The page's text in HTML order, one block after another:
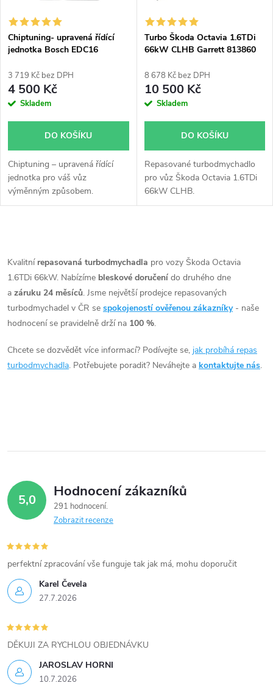
í
p
r
o
u
k
ů
s
p
r
o
d
u
k
ů
Chiptuning- upravená řídící
jednotka Bosch EDC16
3 719 Kč bez DPH
4 500 Kč
Skladem
DO KOŠÍKU
Chiptuning – upravená řídící
jednotka pro váš vůz
výměnným způsobem.
Turbo Škoda Octavia 1.6TDi
66kW CLHB Garrett 813860
8 678 Kč bez DPH
10 500 Kč
Skladem
DO KOŠÍKU
Repasované turbodmychadlo
pro vůz Škoda Octavia 1.6TDi
66kW CLHB.
v
l
á
a
v
k
v
ý
p
i
s
u
Kvalitní repasovaná turbodmychadla pro vozy Škoda Octavia
1.6TDi 66kW. Nabízíme bleskové doručení do druhého dne
a záruku 24 měsíců. Jsme největší prodejce repasovaných
turbodmychadel v ČR se spokojeností ověřenou zákazníky - naše
hodnocení se pravidelně drží na 100 %.
Chcete se dozvědět více informací? Podívejte se, jak probíhá repas
turbodmychadla. Potřebujete poradit? Neváhejte a kontaktujte nás.
5,0 Hodnocení zákazníků
291 hodnocení
Zobrazit recenze
Karel Čevela
27.7.2026
perfektní zpracování vše funguje tak jak má, mohu doporučit
JAROSLAV HORNI
10.7.2026
DĚKUJI ZA RYCHLOU OBJEDNÁVKU